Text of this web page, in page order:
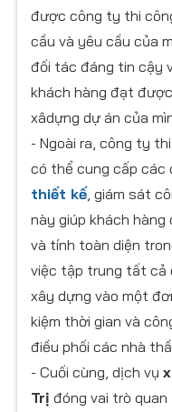
được công ty thi
cầu và yêu cầu của
đối tác đáng tin cậy
khách hàng đạt
xâdựng dự án của
- Ngoài ra, công ty
có thể cung cấp các
thiết kế, giám sát
này giúp khách
và tính toàn diện
việc tập trung tất cả
xây dựng vào một
kiệm thời gian và
điều phối các nhà
- Cuối cùng, dịch vụ
Trị đóng vai trò